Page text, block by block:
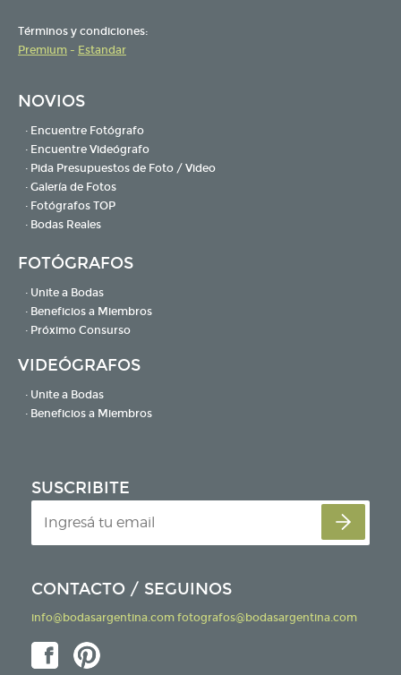
Términos y condiciones:
Premium - Estandar
NOVIOS
· Encuentre Fotógrafo
· Encuentre Videógrafo
· Pida Presupuestos de Foto / Video
· Galería de Fotos
· Fotógrafos TOP
· Bodas Reales
FOTÓGRAFOS
· Unite a Bodas
· Beneficios a Miembros
· Próximo Consurso
VIDEÓGRAFOS
· Unite a Bodas
· Beneficios a Miembros
SUSCRIBITE
CONTACTO / SEGUINOS
info@bodasargentina.com fotografos@bodasargentina.com